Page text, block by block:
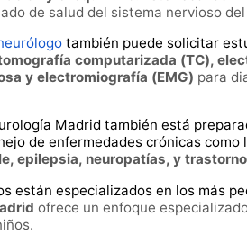
de salud del sistema nervioso
también puede solicitar
computarizada (TC),
y electromiografía (EMG) para
Madrid también está
de enfermedades crónicas como
epilepsia, neuropatías, y
están especializados en los más
ofrece un enfoque